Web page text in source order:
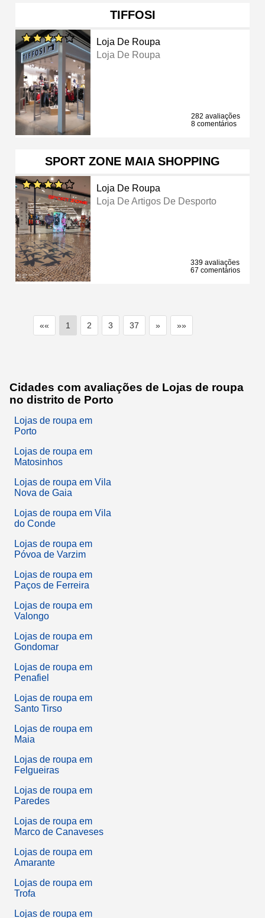
TIFFOSI
Loja De Roupa
Loja De Roupa
282 avaliações
8 comentários
SPORT ZONE MAIA SHOPPING
Loja De Roupa
Loja De Artigos De Desporto
339 avaliações
67 comentários
«« 1 2 3 37 » »»
Cidades com avaliações de Lojas de roupa
no distrito de Porto
Lojas de roupa em
Porto
Lojas de roupa em
Matosinhos
Lojas de roupa em Vila
Nova de Gaia
Lojas de roupa em Vila
do Conde
Lojas de roupa em
Póvoa de Varzim
Lojas de roupa em
Paços de Ferreira
Lojas de roupa em
Valongo
Lojas de roupa em
Gondomar
Lojas de roupa em
Penafiel
Lojas de roupa em
Santo Tirso
Lojas de roupa em
Maia
Lojas de roupa em
Felgueiras
Lojas de roupa em
Paredes
Lojas de roupa em
Marco de Canaveses
Lojas de roupa em
Amarante
Lojas de roupa em
Trofa
Lojas de roupa em